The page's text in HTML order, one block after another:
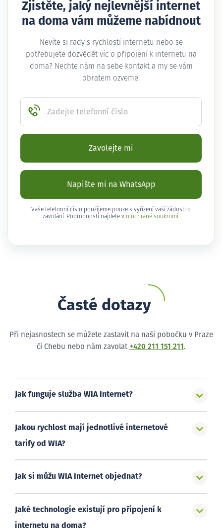
Zjistěte, jaký nejlevnější internet
na doma vám můžeme nabídnout
Nevíte si rady s rychlostí internetu nebo se
potřebujete dozvědět víc o připojení k internetu na
doma? Nechte nám na sebe kontakt a my se vám
obratem ozveme.
Zadejte telefonní číslo
Zavolejte mi
Napište mi na WhatsApp
Vaše telefonní číslo použijeme pouze k vyřízení vaší žádosti o
zavolání. Podrobnosti najdete v o ochraně soukromí .
Časté dotazy
Při nejasnostech se můžete zastavit na naši pobočku v Praze
či Chebu nebo nám zavolat +420 211 151 211 .
Jak funguje služba WIA Internet?
Jakou rychlost mají jednotlivé internetové
tarify od WIA?
Jak si můžu WIA Internet objednat?
Jaké technologie existují pro připojení k
internetu na doma?